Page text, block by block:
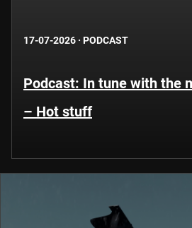
17-07-2026 · PODCAST
Podcast: In tune with the
– Hot stuff